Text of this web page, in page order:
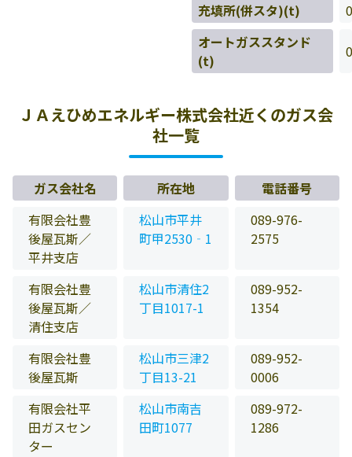
充填所(併スタ)(t)
0
オートガススタンド
(t)
0
ＪＡえひめエネルギー株式会社近くのガス会
社一覧
ガス会社名 所在地
電話番号
有限会社豊
後屋瓦斯／
平井支店
松山市平井
町甲2530‐1
089-976-
2575
有限会社豊
後屋瓦斯／
清住支店
松山市清住2
丁目1017-1
089-952-
1354
有限会社豊
後屋瓦斯
松山市三津2
丁目13-21
089-952-
0006
有限会社平
田ガスセン
ター
松山市南吉
田町1077
089-972-
1286